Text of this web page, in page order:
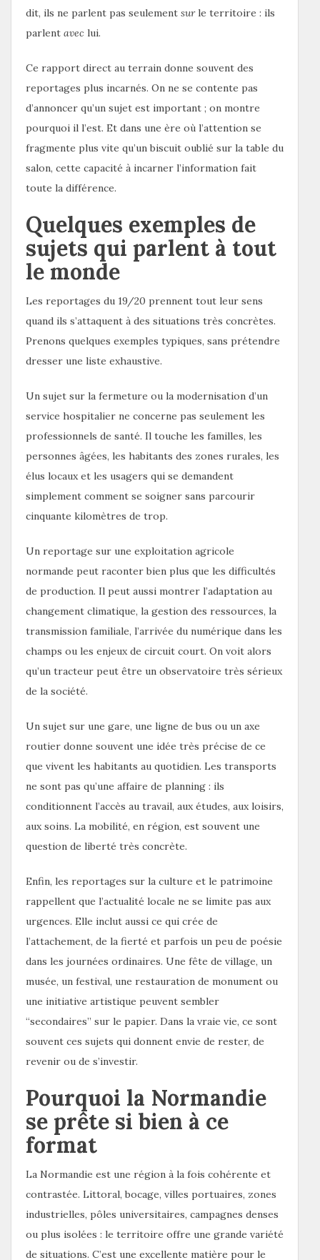
dit, ils ne parlent pas seulement surle territoire : ils
parlent avec lui.
Ce rapport direct au terrain donne souvent des
reportages plus incarnés. On ne se contente pas
d’annoncer qu’un sujet est important ; on montre
pourquoi il l’est. Et dans une ère où l’attention se
fragmente plus vite qu’un biscuit oublié sur la table du
salon, cette capacité à incarner l’information fait
toute la différence.
Quelques exemples de
sujets qui parlent à tout
le monde
Les reportages du 19/20 prennent tout leur sens
quand ils s’attaquent à des situations très concrètes.
Prenons quelques exemples typiques, sans prétendre
dresser une liste exhaustive.
Un sujet sur la fermeture ou la modernisation d’un
service hospitalier ne concerne pas seulement les
professionnels de santé. Il touche les familles, les
personnes âgées, les habitants des zones rurales, les
élus locaux et les usagers qui se demandent
simplement comment se soigner sans parcourir
cinquante kilomètres de trop.
Un reportage sur une exploitation agricole
normande peut raconter bien plus que les difficultés
de production. Il peut aussi montrer l’adaptation au
changement climatique, la gestion des ressources, la
transmission familiale, l’arrivée du numérique dans les
champs ou les enjeux de circuit court. On voit alors
qu’un tracteur peut être un observatoire très sérieux
de la société.
Un sujet sur une gare, une ligne de bus ou un axe
routier donne souvent une idée très précise de ce
que vivent les habitants au quotidien. Les transports
ne sont pas qu’une affaire de planning : ils
conditionnent l’accès au travail, aux études, aux loisirs,
aux soins. La mobilité, en région, est souvent une
question de liberté très concrète.
Enfin, les reportages sur la culture et le patrimoine
rappellent que l’actualité locale ne se limite pas aux
urgences. Elle inclut aussi ce qui crée de
l’attachement, de la fierté et parfois un peu de poésie
dans les journées ordinaires. Une fête de village, un
musée, un festival, une restauration de monument ou
une initiative artistique peuvent sembler
“secondaires” sur le papier. Dans la vraie vie, ce sont
souvent ces sujets qui donnent envie de rester, de
revenir ou de s’investir.
Pourquoi la Normandie
se prête si bien à ce
format
La Normandie est une région à la fois cohérente et
contrastée. Littoral, bocage, villes portuaires, zones
industrielles, pôles universitaires, campagnes denses
ou plus isolées : le territoire offre une grande variété
de situations. C’est une excellente matière pour le